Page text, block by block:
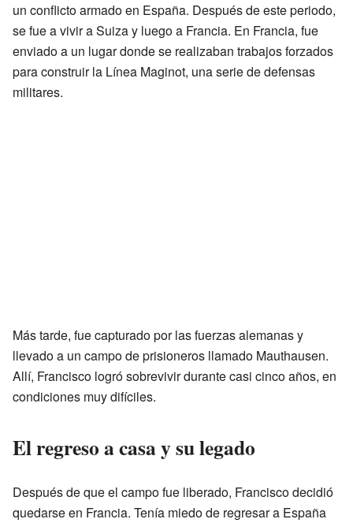
un conflicto armado en España. Después de este periodo,
se fue a vivir a Suiza y luego a Francia. En Francia, fue
enviado a un lugar donde se realizaban trabajos forzados
para construir la Línea Maginot, una serie de defensas
militares.
Más tarde, fue capturado por las fuerzas alemanas y
llevado a un campo de prisioneros llamado Mauthausen.
Allí, Francisco logró sobrevivir durante casi cinco años, en
condiciones muy difíciles.
El regreso a casa y su legado
Después de que el campo fue liberado, Francisco decidió
quedarse en Francia. Tenía miedo de regresar a España